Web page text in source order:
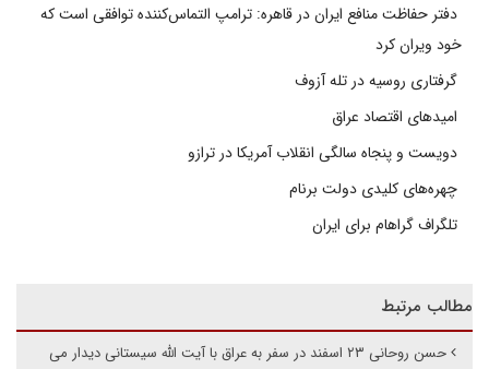
دفتر حفاظت منافع ایران در قاهره: ترامپ التماس‌کننده توافقی است که
خود ویران کرد
گرفتاری روسیه در تله آزوف
امیدهای اقتصاد عراق
دویست و پنجاه سالگی انقلاب آمریکا در ترازو
چهره‌های کلیدی دولت برنام
تلگراف گراهام برای ایران
مطالب مرتبط
حسن روحانی ۲۳ اسفند در سفر به عراق با آیت الله سیستانی دیدار می